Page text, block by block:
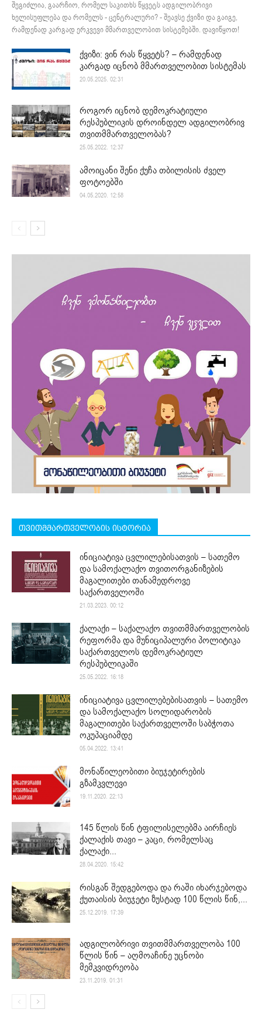
შეგიძლია, გაარჩიო, რომელ საკითხს წყვეტს ადგილობრივი
ხელისუფლება და რომელს - ცენტრალური? - შეავსე ქვიზი და გაიგე,
რამდენად კარგად ერკვევი მმართველობით სისტემებში. დავიწყოთ!
ქვიზი: ვინ რას წყვეტს? – რამდენად
კარგად იცნობ მმართველობით სისტემას
20.05.2025. 02:31
როგორ იცნობ დემოკრატიული
რესპუბლიკის დროინდელ ადგილობრივ
თვითმმართველობას?
25.05.2022. 12:37
ამოიცანი შენი ქუჩა თბილისის ძველ
ფოტოებში
04.05.2020. 12:58
თვითმმართველობის ისტორია
ინიციატივა ცვლილებისათვის – სათემო
და სამოქალაქო თვითორგანიზების
მაგალითები თანამედროვე
საქართველოში
21.03.2023. 00:12
ქალაქი – საქალაქო თვითმმართველობის
რეფორმა და მუნიციპალური პოლიტიკა
საქართველოს დემოკრატიულ
რესპუბლიკაში
25.05.2022. 16:18
ინიციატივა ცვლილებებისათვის – სათემო
და სამოქალაქო სოლიდარობის
მაგალითები საქართველოში საბჭოთა
ოკუპაციამდე
05.04.2022. 13:41
მონაწილეობითი ბიუჯეტირების
გზამკვლევი
19.11.2020. 22:13
145 წლის წინ ტფილისელებმა აირჩიეს
ქალაქის თავი – კაცი, რომელსაც
ქალაქი...
28.04.2020. 15:42
რისგან შედგებოდა და რაში იხარჯებოდა
ქუთაისის ბიუჯეტი ზუსტად 100 წლის წინ,...
25.12.2019. 17:39
ადგილობრივი თვითმმართველობა 100
წლის წინ – აღმოაჩინე უცნობი
მემკვიდრეობა
23.11.2019. 01:31